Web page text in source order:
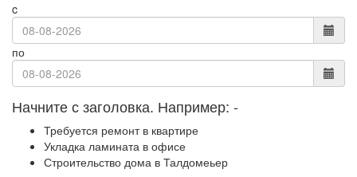
c
по
Начните с заголовка. Например: -
Требуется ремонт в квартире
Укладка ламината в офисе
Строительство дома в Талдомеьер